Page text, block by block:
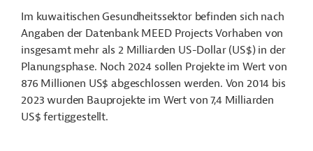
Im kuwaitischen Gesundheitssektor befinden sich nach
Angaben der Datenbank MEED Projects Vorhaben von
insgesamt mehr als 2 Milliarden US-Dollar (US$) in der
Planungsphase. Noch 2024 sollen Projekte im Wert von
876 Millionen US$ abgeschlossen werden. Von 2014 bis
2023 wurden Bauprojekte im Wert von 7,4 Milliarden
US$ fertiggestellt.